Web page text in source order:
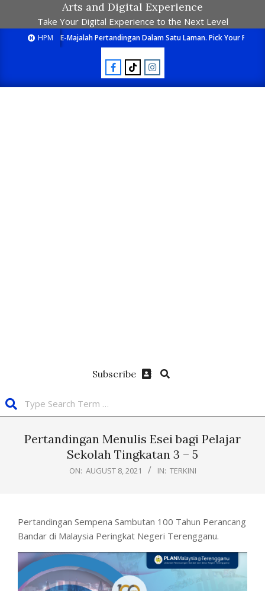
Arts and Digital Experience
Take Your Digital Experience to the Next Level
HPM E-Majalah Pertandingan Dalam Satu Laman. Pick Your
Subscribe
Pertandingan Menulis Esei bagi Pelajar
Sekolah Tingkatan 3 – 5
ON: AUGUST 8, 2021 IN: TERKINI
Pertandingan Sempena Sambutan 100 Tahun Perancang
Bandar di Malaysia Peringkat Negeri Terengganu.